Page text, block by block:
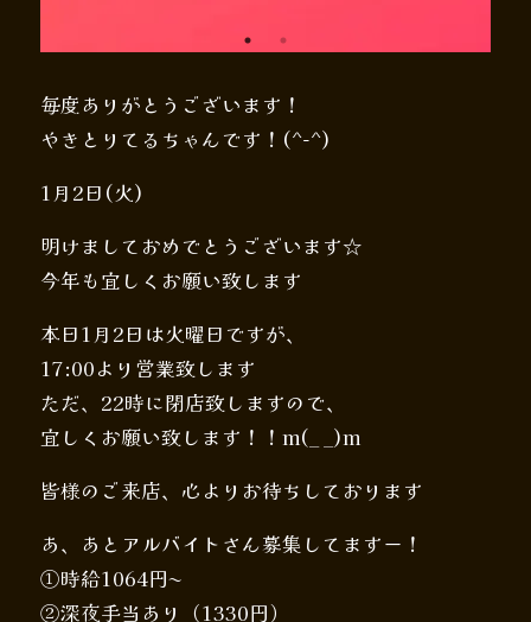
毎度ありがとうございます！
やきとりてるちゃんです！(^-^)
1月2日(火)
明けましておめでとうございます☆
今年も宜しくお願い致します
本日1月2日は火曜日ですが、
17:00より営業致します
ただ、22時に閉店致しますので、
宜しくお願い致します！！m(_ _)m
皆様のご来店、心よりお待ちしております
あ、あとアルバイトさん募集してますー！
①時給1064円〜
②深夜手当あり（1330円）